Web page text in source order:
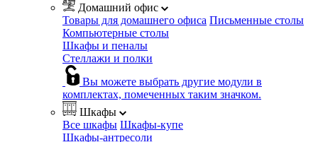
Домашний офис
Товары для домашнего офиса Письменные столы
Компьютерные столы
Шкафы и пеналы
Стеллажи и полки
Вы можете выбрать другие модули в
комплектах, помеченных таким значком.
Шкафы
Все шкафы Шкафы-купе
Шкафы-антресоли